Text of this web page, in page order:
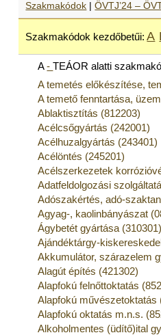
Szakmakódok |ÖVTJ’24 –
Szakmakódok kezdőbetűi: A
A-TEÁOR alatti
A temetés előkészítése,
A temető fenntartása,
Ablaktisztítás (812203)
Acélcsőgyártás (242001)
Acélhuzalgyártás (243401)
Acélöntés (245201)
Acélszerkezetek
Adatfeldolgozási
Adószakértés, adó-
Agyag-, kaolinbányászat
Ágybetét gyártása (310301)
Ajándéktárgy-
Akkumulátor, szárazelem
Alagút építés (421302)
Alapfokú felnőttoktatás
Alapfokú művészetoktatás
Alapfokú oktatás m.n.s.
Alkoholmentes (üdítő)ital